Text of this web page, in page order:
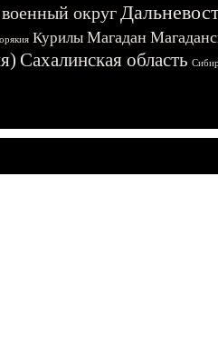
округ
Курилы Магадан
Сахалинская область